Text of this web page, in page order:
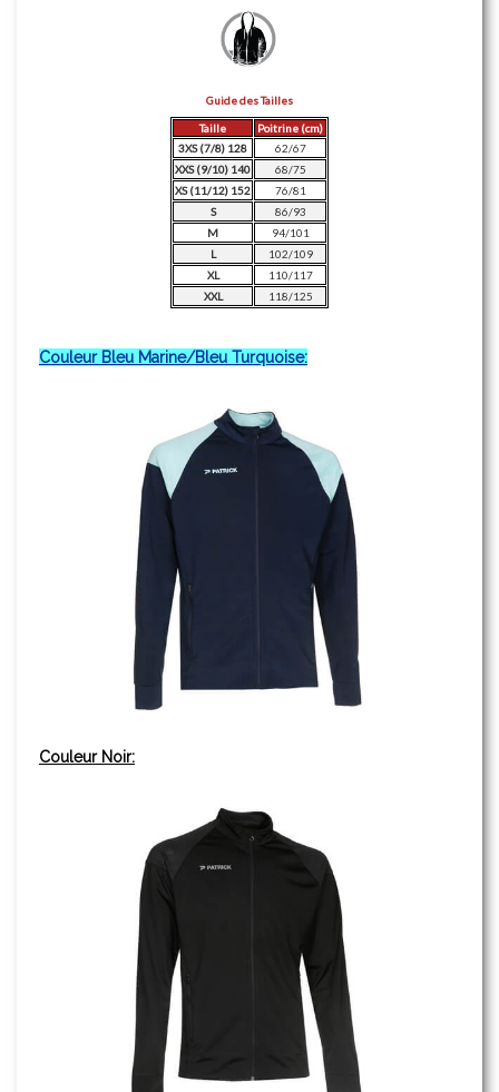
Guide des Tailles
Taille
Poitrine (cm)
3XS (7/8) 128
62/67
XXS (9/10) 140
68/75
XS (11/12) 152
76/81
S
86/93
M
94/101
L
102/109
XL
110/117
XXL
118/125
Couleur Bleu Marine/Bleu Turquoise:
Couleur Noir: